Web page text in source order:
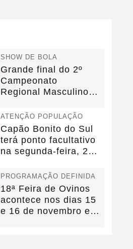
SHOW DE BOLA
Grande final do 2º
Campeonato
Regional Masculino
no dia...
ATENÇÃO POPULAÇÃO
Capão Bonito do Sul
terá ponto facultativo
na segunda-feira, 27
PROGRAMAÇÃO DEFINIDA
18ª Feira de Ovinos
acontece nos dias 15
e 16 de novembro em